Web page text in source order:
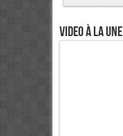
Video à la Une